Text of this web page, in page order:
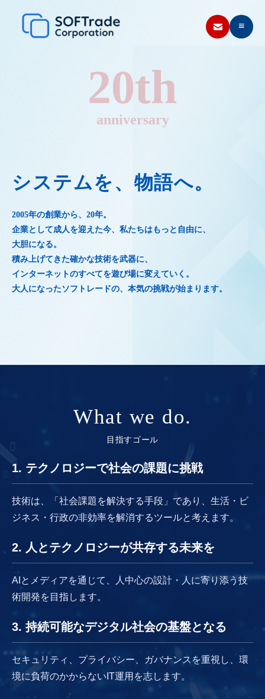
≡
20th
anniversary
システムを、物語へ。
2005年の創業から、20年。
企業として成人を迎えた今、私たちはもっと自由に、
大胆になる。
積み上げてきた確かな技術を武器に、
インターネットのすべてを遊び場に変えていく。
大人になったソフトレードの、本気の挑戦が始まります。
What we do.
目指すゴール
1. テクノロジーで社会の課題に挑戦
技術は、「社会課題を解決する手段」であり、生活・ビ
ジネス・行政の非効率を解消するツールと考えます。
2. 人とテクノロジーが共存する未来を
AIとメディアを通じて、人中心の設計・人に寄り添う技
術開発を目指します。
3. 持続可能なデジタル社会の基盤となる
セキュリティ、プライバシー、ガバナンスを重視し、環
境に負荷のかからないIT運用を志します。